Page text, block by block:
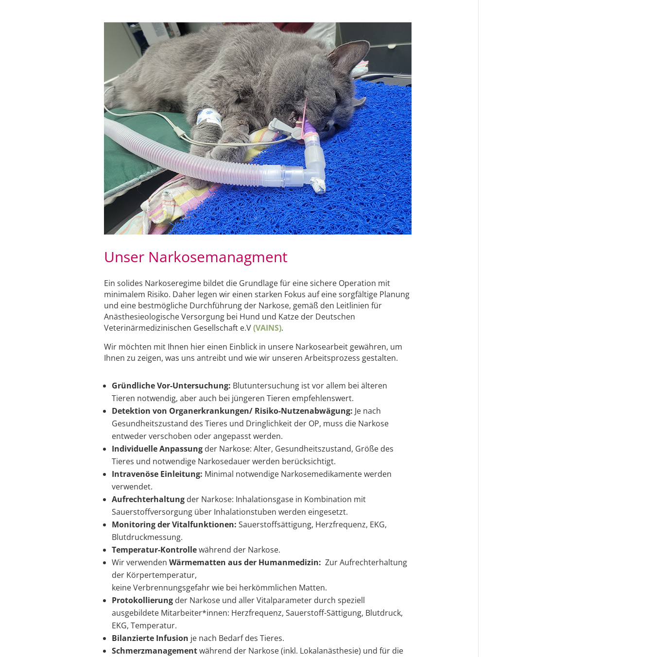
Unser Narkosemanagment
Ein solides Narkoseregime bildet die Grundlage für eine sichere Operation mit
minimalem Risiko. Daher legen wir einen starken Fokus auf eine sorgfältige Planung
und eine bestmögliche Durchführung der Narkose, gemäß den Leitlinien für
Anästhesieologische Versorgung bei Hund und Katze der Deutschen
Veterinärmedizinischen Gesellschaft e.V(VAINS).
Wir möchten mit Ihnen hier einen Einblick in unsere Narkosearbeit gewähren, um
Ihnen zu zeigen, was uns antreibt und wie wir unseren Arbeitsprozess gestalten.
Gründliche Vor-Untersuchung: Blutuntersuchung ist vor allem bei älteren
Tieren notwendig, aber auch bei jüngeren Tieren empfehlenswert.
Detektion von Organerkrankungen/ Risiko-Nutzenabwägung: Je nach
Gesundheitszustand des Tieres und Dringlichkeit der OP, muss die Narkose
entweder verschoben oder angepasst werden.
Individuelle Anpassung der Narkose: Alter, Gesundheitszustand, Größe des
Tieres und notwendige Narkosedauer werden berücksichtigt.
Intravenöse Einleitung: Minimal notwendige Narkosemedikamente werden
verwendet.
Aufrechterhaltung der Narkose: Inhalationsgase in Kombination mit
Sauerstoffversorgung über Inhalationstuben werden eingesetzt.
Monitoring der Vitalfunktionen: Sauerstoffsättigung, Herzfrequenz, EKG,
Blutdruckmessung.
Temperatur-Kontrollewährend der Narkose.
Wir verwenden Wärmematten aus der Humanmedizin: Zur Aufrechterhaltung
der Körpertemperatur,
keine Verbrennungsgefahr wie bei herkömmlichen Matten.
Protokollierungder Narkose und aller Vitalparameter durch speziell
ausgebildete Mitarbeiter*innen: Herzfrequenz, Sauerstoff-Sättigung, Blutdruck,
EKG, Temperatur.
Bilanzierte Infusion je nach Bedarf des Tieres.
Schmerzmanagementwährend der Narkose (inkl. Lokalanästhesie) und für die